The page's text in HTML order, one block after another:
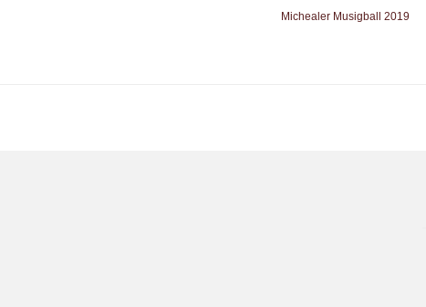
Michealer Musigball 2019